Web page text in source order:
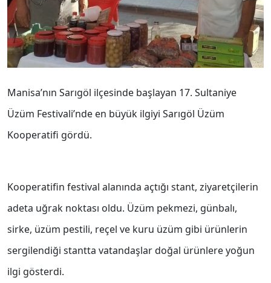
Manisa’nın Sarıgöl ilçesinde başlayan 17. Sultaniye
Üzüm Festivali’nde en büyük ilgiyi Sarıgöl Üzüm
Kooperatifi gördü.
Kooperatifin festival alanında açtığı stant, ziyaretçilerin
adeta uğrak noktası oldu. Üzüm pekmezi, günbalı,
sirke, üzüm pestili, reçel ve kuru üzüm gibi ürünlerin
sergilendiği stantta vatandaşlar doğal ürünlere yoğun
ilgi gösterdi.